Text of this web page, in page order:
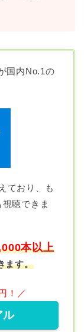
国内No.1の
ており、も
聴できま
本以上
ます。
！／
ル